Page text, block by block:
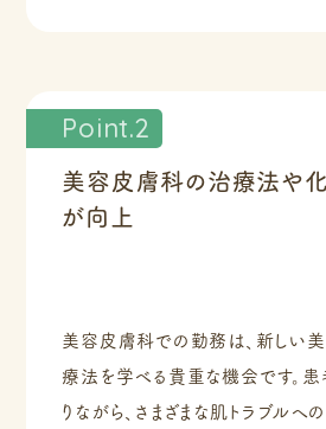
Point.2
美容皮膚科の治療法や
が向上
美容皮膚科での勤務は、新しい
療法を学べる貴重な機会です。患
りながら、さまざまな肌トラブル